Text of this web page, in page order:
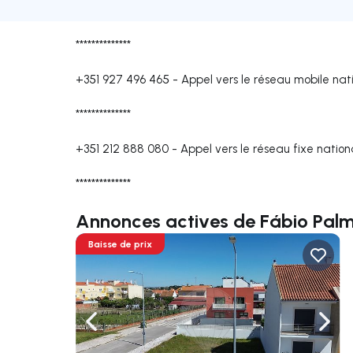
**************
+351 927 496 465 - Appel vers le réseau mobile
**************
+351 212 888 080 - Appel vers le réseau fixe
**************
Annonces actives de Fábio
Naviguer vers la gauche
Baisse de prix